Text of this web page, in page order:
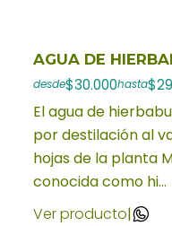
AGUA DE
desde$30.000hasta
El agua de
por destilación al
hojas de la planta
conocida como hi...
Ver producto|